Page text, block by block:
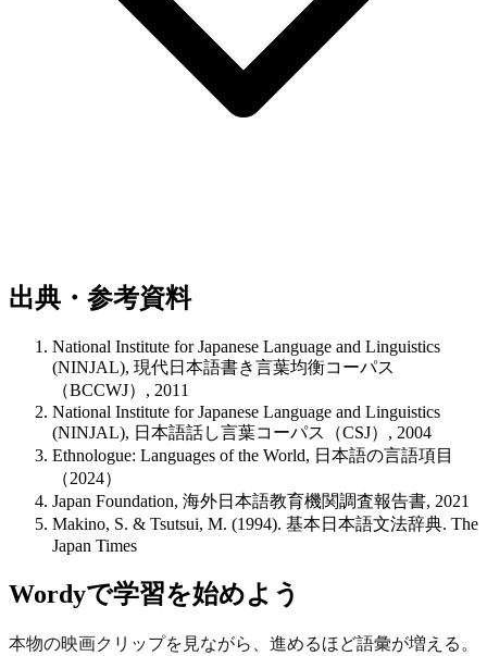
出典・参考資料
National Institute for Japanese Language and Linguistics
(NINJAL), 現代日本語書き言葉均衡コーパス
（BCCWJ）, 2011
National Institute for Japanese Language and Linguistics
(NINJAL), 日本語話し言葉コーパス（CSJ）, 2004
Ethnologue: Languages of the World, 日本語の言語項目
（2024）
Japan Foundation, 海外日本語教育機関調査報告書, 2021
Makino, S. & Tsutsui, M. (1994). 基本日本語文法辞典. The
Japan Times
Wordyで学習を始めよう
本物の映画クリップを見ながら、進めるほど語彙が増える。